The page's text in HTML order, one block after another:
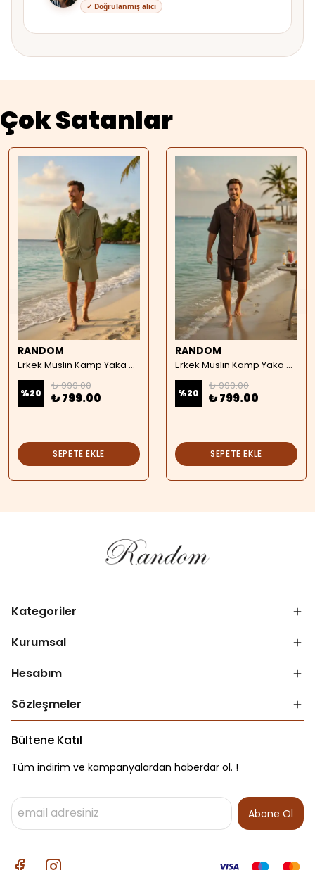
✓ Doğrulanmış alıcı
Çok Satanlar
RANDOM
Erkek Müslin Kamp Yaka Kısa Kollu Gömlek - haki
%20
₺ 999.00
₺ 799.00
SEPETE EKLE
RANDOM
Erkek Müslin Kamp Yaka Kısa Kollu Gömlek - kahverengi
%20
₺ 999.00
₺ 799.00
SEPETE EKLE
Kategoriler
Kurumsal
Hesabım
Sözleşmeler
Bültene Katıl
Tüm indirim ve kampanyalardan haberdar ol. !
Abone Ol